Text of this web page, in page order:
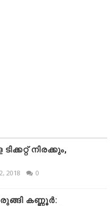
നിരക്കും,
2018 0
കണ്ണൂർ: